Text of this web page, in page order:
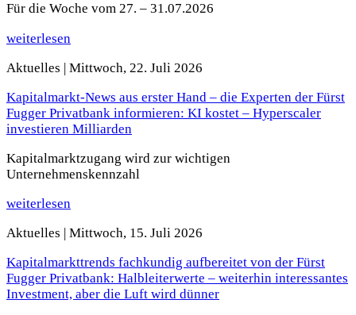
Für die Woche vom 27. – 31.07.2026
weiterlesen
Aktuelles | Mittwoch, 22. Juli 2026
Kapitalmarkt-News aus erster Hand – die Experten der Fürst
Fugger Privatbank informieren: KI kostet – Hyperscaler
investieren Milliarden
Kapitalmarktzugang wird zur wichtigen
Unternehmenskennzahl
weiterlesen
Aktuelles | Mittwoch, 15. Juli 2026
Kapitalmarkttrends fachkundig aufbereitet von der Fürst
Fugger Privatbank: Halbleiterwerte – weiterhin interessantes
Investment, aber die Luft wird dünner